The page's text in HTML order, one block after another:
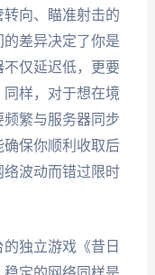
向、瞄准射击的
差异决定了你是
仅延迟低，更要
样，对于想在境
繁与服务器同步
保你顺利收取后
波动而错过限时
独立游戏《昔日